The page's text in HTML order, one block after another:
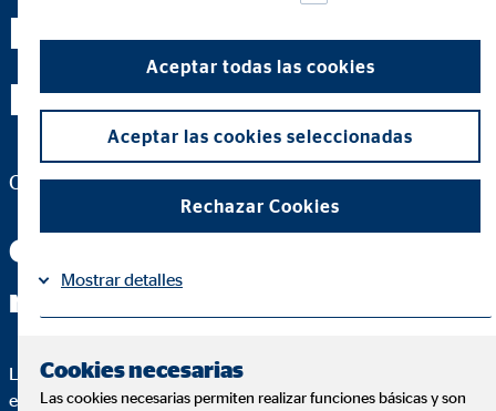
Elena Pérez Jiménez —
Madrid
Coordinador de Zona para OVB Allfinanz España S.A.
Conmigo tendrás las
respuestas que buscas
Lo más importante de un buen asesoramiento es que puedas
entender cada paso. Para ello, te voy a explicar hasta el más
Aceptar todas las cookies
Aceptar las cookies seleccionadas
Rechazar Cookies
Mostrar detalles
Cookies necesarias
Las cookies necesarias permiten realizar funciones básicas y son